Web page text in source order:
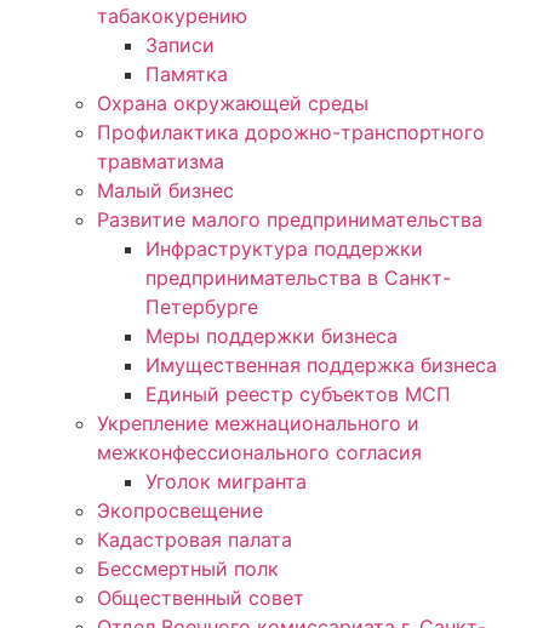
табакокурению
Записи
Памятка
Охрана окружающей среды
Профилактика дорожно-транспортного
травматизма
Малый бизнес
Развитие малого предпринимательства
Инфраструктура поддержки
предпринимательства в Санкт-
Петербурге
Меры поддержки бизнеса
Имущественная поддержка бизнеса
Единый реестр субъектов МСП
Укрепление межнационального и
межконфессионального согласия
Уголок мигранта
Экопросвещение
Кадастровая палата
Бессмертный полк
Общественный совет